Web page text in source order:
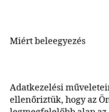
Miért beleegyezés
Adatkezelési
ellenőriztük, hogy az